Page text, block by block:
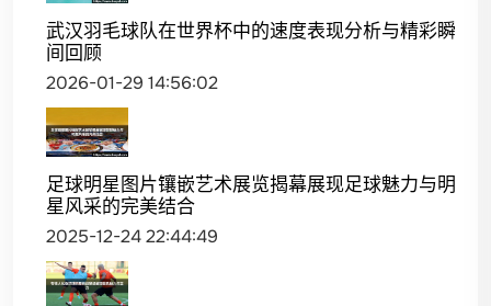
武汉羽毛球队在世界杯中的速度表现分析与精彩瞬
间回顾
2026-01-29 14:56:02
足球明星图片镶嵌艺术展览揭幕展现足球魅力与明
星风采的完美结合
2025-12-24 22:44:49